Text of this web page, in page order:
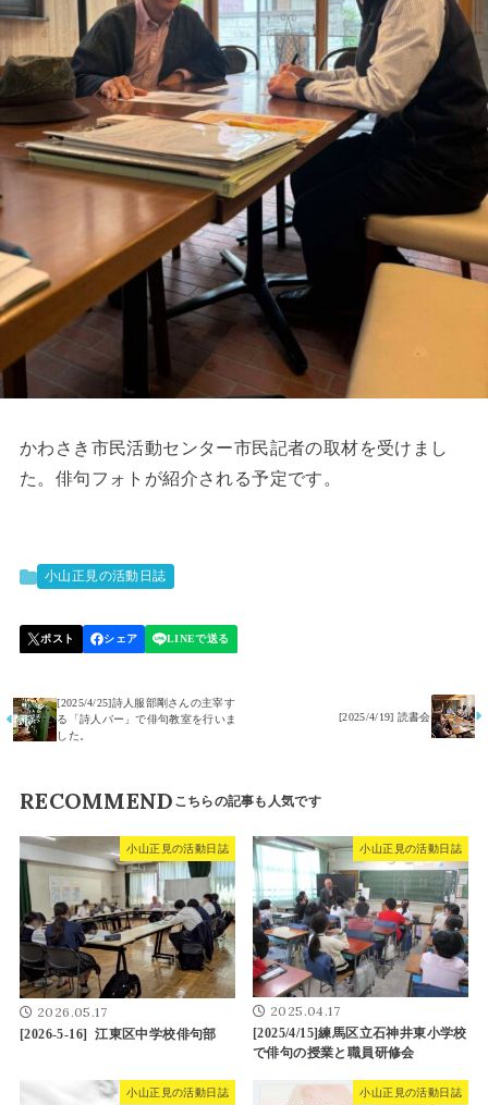
かわさき市民活動センター市民記者の取材を受けまし
た。俳句フォトが紹介される予定です。
小山正見の活動日誌
[2025/4/25]詩人服部剛さんの主宰す
る「詩人バー」で俳句教室を行いま
した。
[2025/4/19] 読書会
RECOMMEND
小山正見の活動日誌
2026.05.17
[2026-5-16] 江東区中学校俳句部
小山正見の活動日誌
2025.04.17
[2025/4/15]練馬区立石神井東小学校
で俳句の授業と職員研修会
小山正見の活動日誌 小山正見の活動日誌